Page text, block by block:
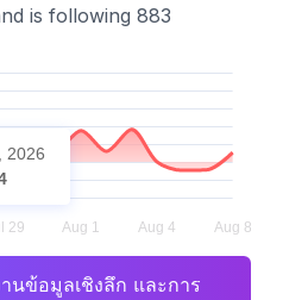
is following 883
2026
นข้อมูลเชิงลึก และการ